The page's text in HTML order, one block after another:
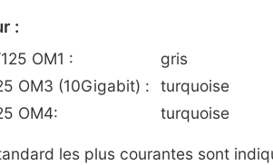
:
OM1 :
gris
OM3 (10Gigabit) :
turquoise
OM4:
turquoise
les plus courantes sont